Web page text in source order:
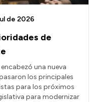
de
de 2026
una nueva
los principales
para los próximos
para modernizar